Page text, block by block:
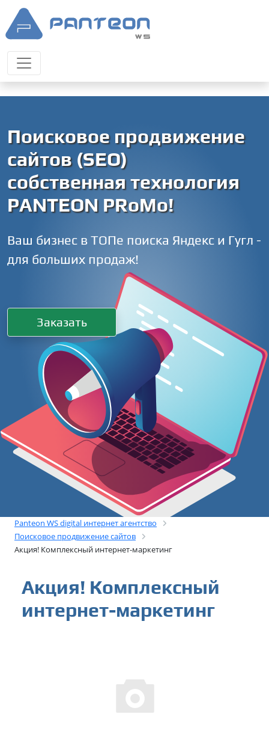
Поисковое продвижение
сайтов (SEO)
собственная технология
PANTEON PRoMo!
Ваш бизнес в ТОПе поиска Яндекс и Гугл -
для больших продаж!
Заказать
Panteon WS digital интернет агентство
Поисковое продвижение сайтов
Акция! Комплексный интернет-маркетинг
Акция! Комплексный
интернет-маркетинг